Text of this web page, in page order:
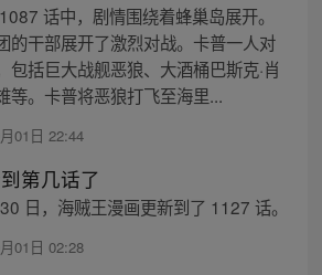
话中，剧情围绕着蜂巢岛展开。
的干部展开了激烈对战。卡普一人对
包括巨大战舰恶狼、大酒桶巴斯克·肖
等。卡普将恶狼打飞至海里...
01日 22:44
第几话了
日，海贼王漫画更新到了 1127 话。
01日 02:28